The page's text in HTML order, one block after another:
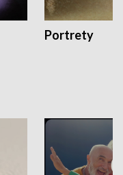
Portrety